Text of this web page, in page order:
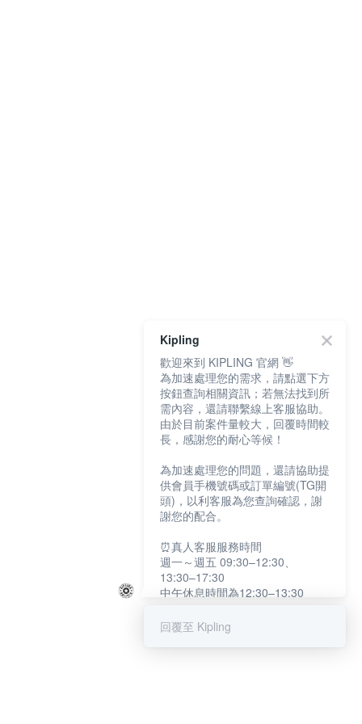
Kipling
歡迎來到 KIPLING 官網 👋
為加速處理您的需求，請點選下方
按鈕查詢相關資訊；若無法找到所
需內容，還請聯繫線上客服協助。
由於目前案件量較大，回覆時間較
長，感謝您的耐心等候！
為加速處理您的問題，還請協助提
供會員手機號碼或訂單編號(TG開
頭)，以利客服為您查詢確認，謝
謝您的配合。
⏰真人客服服務時間
週一～週五 09:30–12:30、
13:30–17:30
中午休息時間為12:30–13:30
提醒您：系統會自動已讀訊息，如
回覆至 Kipling